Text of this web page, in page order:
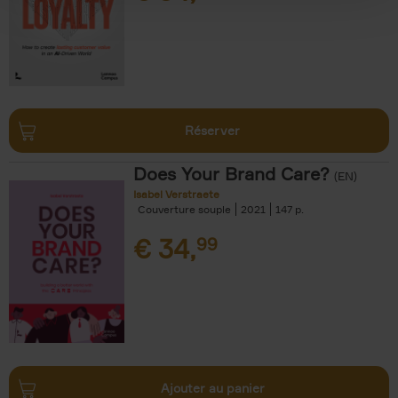
Réserver
Does Your Brand Care? (EN)
Isabel Verstraete
Couverture souple
2021 147
€ 34,99
Ajouter au panier